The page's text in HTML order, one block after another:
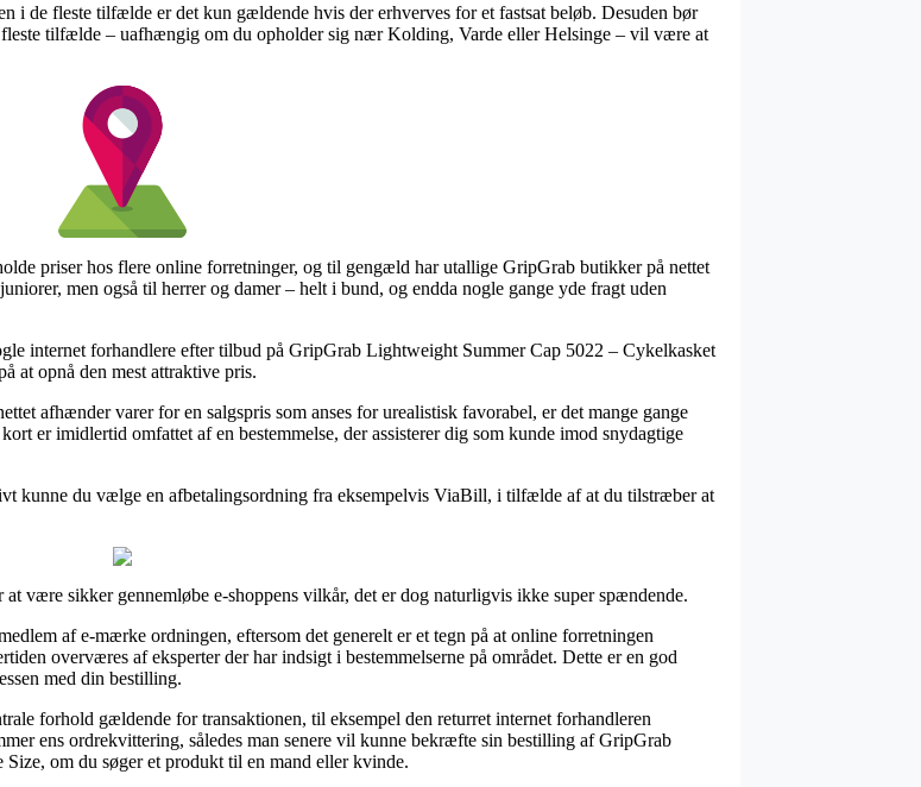
i de fleste tilfælde er det kun gældende hvis der erhverves for et fastsat beløb. Desuden bør
tilfælde – uafhængig om du opholder sig nær Kolding, Varde eller Helsinge – vil være at
priser hos flere online forretninger, og til gengæld har utallige GripGrab butikker på nettet
men også til herrer og damer – helt i bund, og endda nogle gange yde fragt uden
internet forhandlere efter tilbud på GripGrab Lightweight Summer Cap 5022 – Cykelkasket
at opnå den mest attraktive pris.
afhænder varer for en salgspris som anses for urealistisk favorabel, er det mange gange
er imidlertid omfattet af en bestemmelse, der assisterer dig som kunde imod snydagtige
kunne du vælge en afbetalingsordning fra eksempelvis ViaBill, i tilfælde af at du tilstræber at
være sikker gennemløbe e-shoppens vilkår, det er dog naturligvis ikke super spændende.
af e-mærke ordningen, eftersom det generelt er et tegn på at online forretningen
overværes af eksperter der har indsigt i bestemmelserne på området. Dette er en god
med din bestilling.
forhold gældende for transaktionen, til eksempel den returret internet forhandleren
ens ordrekvittering, således man senere vil kunne bekræfte sin bestilling af GripGrab
om du søger et produkt til en mand eller kvinde.